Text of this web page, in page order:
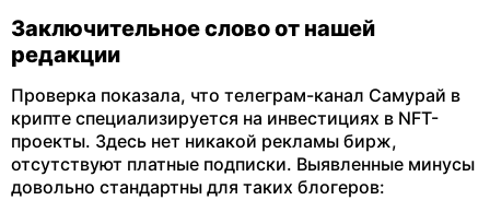
Заключительное слово от нашей
редакции
Проверка показала, что телеграм-канал Самурай в
крипте специализируется на инвестициях в NFT-
проекты. Здесь нет никакой рекламы бирж,
отсутствуют платные подписки. Выявленные минусы
довольно стандартны для таких блогеров: